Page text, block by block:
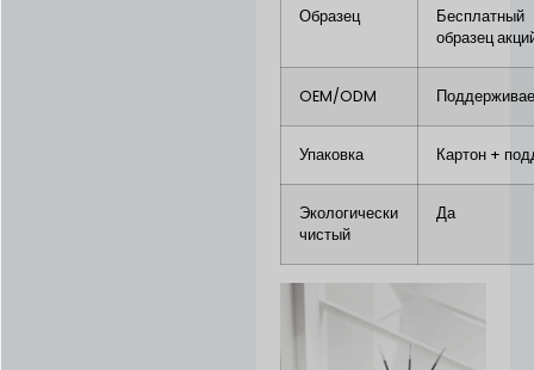
Образец
Бесплатный
образец
OEM/ODM
Упаковка Картон +
Экологически
чистый
Да